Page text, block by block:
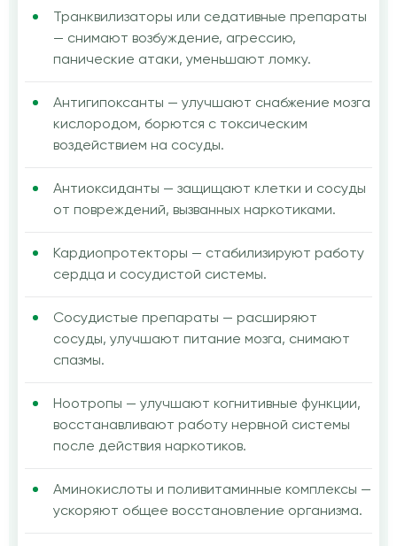
Транквилизаторы или седативные препараты
— снимают возбуждение, агрессию,
панические атаки, уменьшают ломку.
Антигипоксанты — улучшают снабжение мозга
кислородом, борются с токсическим
воздействием на сосуды.
Антиоксиданты — защищают клетки и сосуды
от повреждений, вызванных наркотиками.
Кардиопротекторы — стабилизируют работу
сердца и сосудистой системы.
Сосудистые препараты — расширяют
сосуды, улучшают питание мозга, снимают
спазмы.
Ноотропы — улучшают когнитивные функции,
восстанавливают работу нервной системы
после действия наркотиков.
Аминокислоты и поливитаминные комплексы —
ускоряют общее восстановление организма.